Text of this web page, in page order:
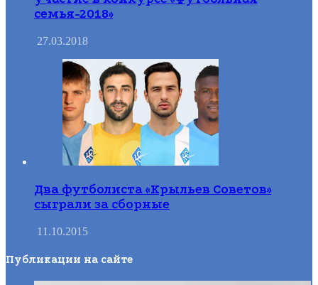
семья-2018»
27.03.2018
Два футболиста «Крыльев Советов»
сыграли за сборные
11.10.2015
Публикации на сайте